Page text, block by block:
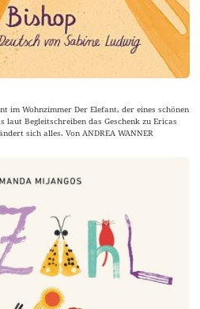
im Wohnzimmer Der Elefant, der eines schönen
Begleitschreiben das Geschenk zu Ericas
sich alles. Von ANDREA WANNER